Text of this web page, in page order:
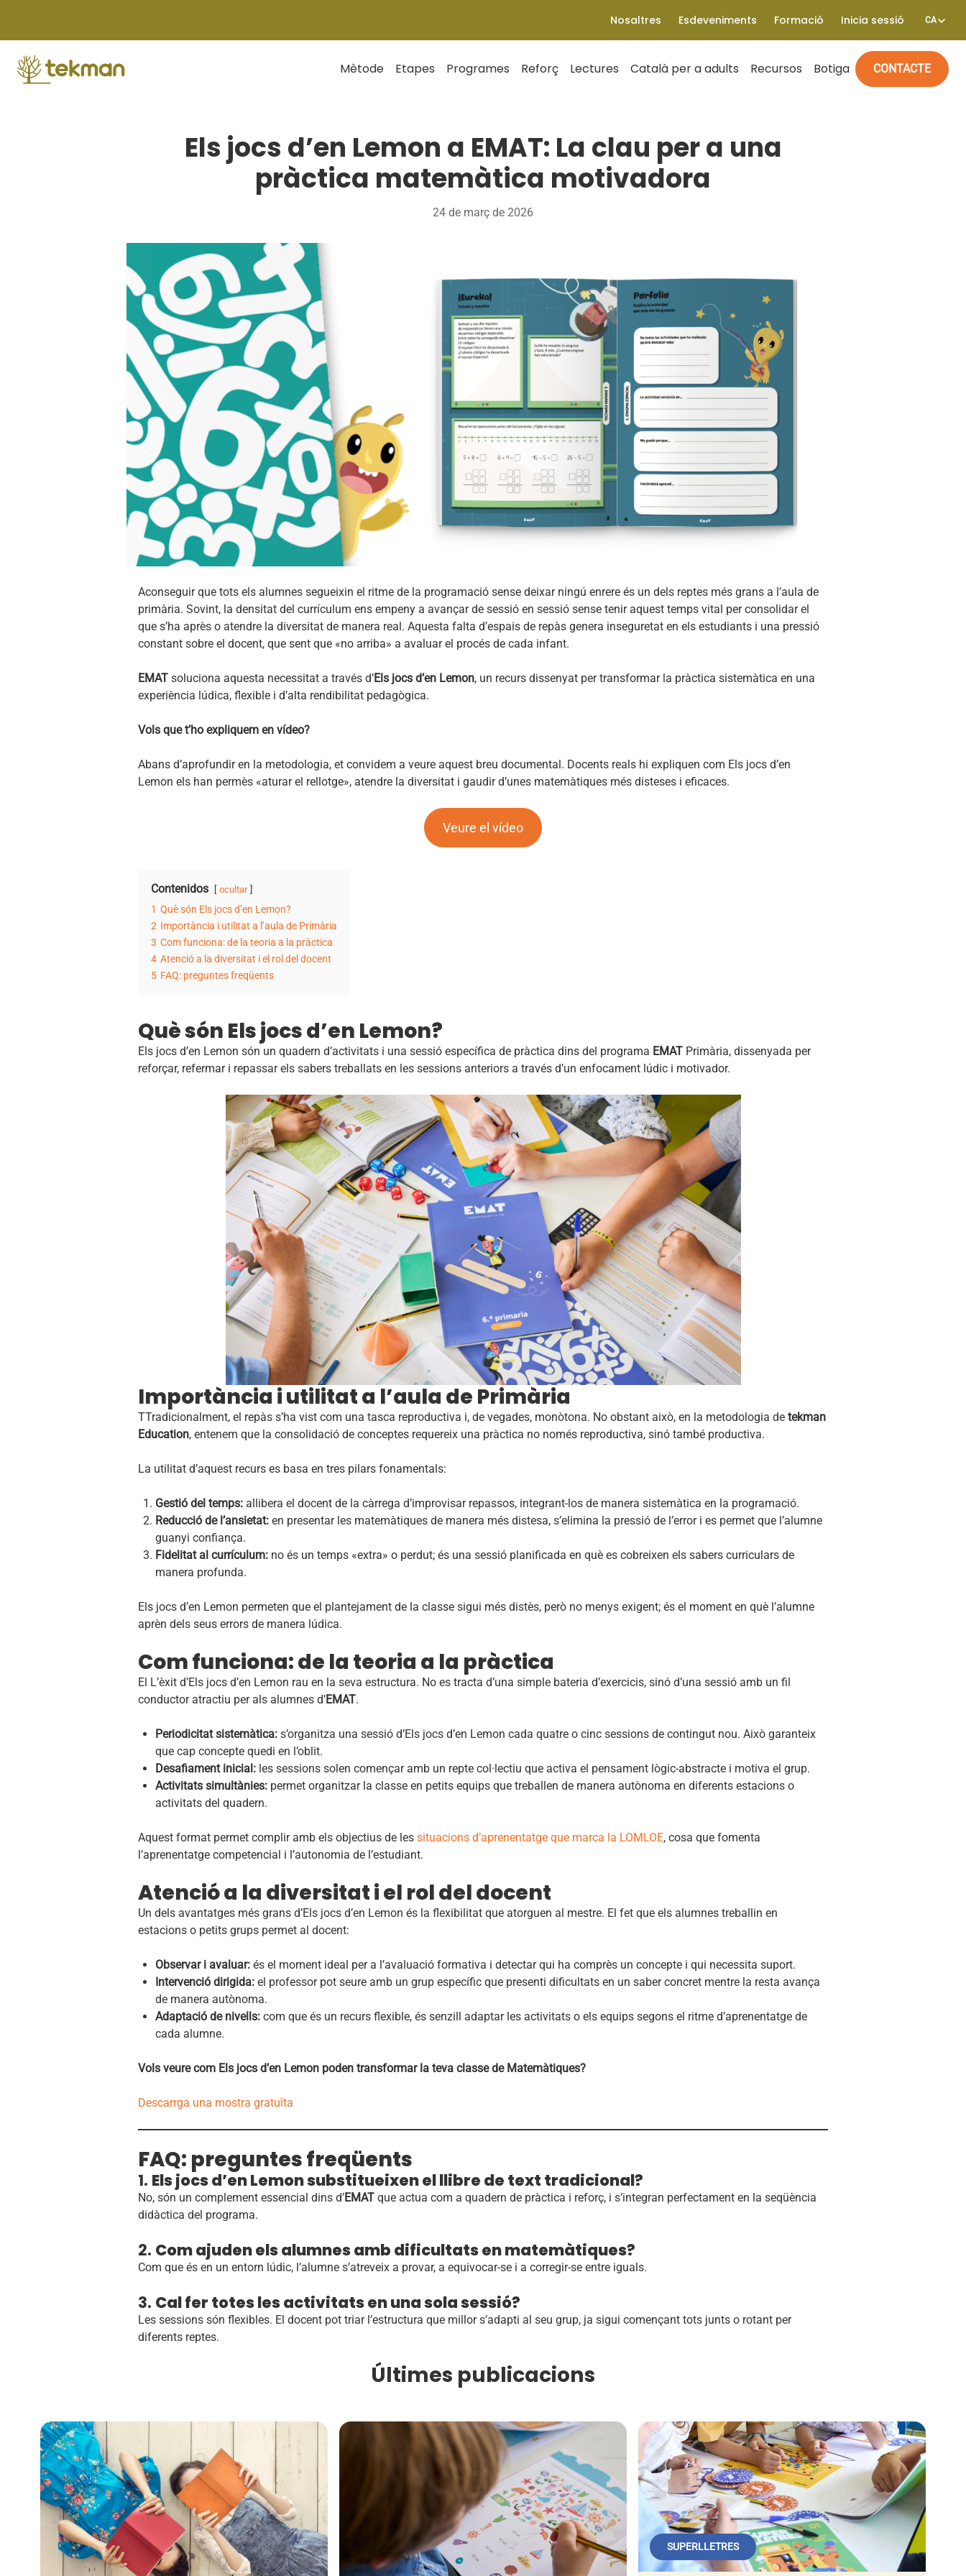
content
Nosaltres Esdeveniments Formació Inicia sessió CA
Mètode Etapes Programes Reforç Lectures Català per a adults Recursos Botiga CONTACTE
Els jocs d’en Lemon a EMAT: La clau per a una
pràctica matemàtica motivadora
24 de març de 2026
Aconseguir que tots els alumnes segueixin el ritme de la programació sense deixar ningú enrere és un dels reptes més grans a l’aula de
primària. Sovint, la densitat del currículum ens empeny a avançar de sessió en sessió sense tenir aquest temps vital per consolidar el
que s’ha après o atendre la diversitat de manera real. Aquesta falta d’espais de repàs genera inseguretat en els estudiants i una pressió
constant sobre el docent, que sent que «no arriba» a avaluar el procés de cada infant.
EMAT soluciona aquesta necessitat a través d’Els jocs d’en Lemon, un recurs dissenyat per transformar la pràctica sistemàtica en una
experiència lúdica, flexible i d’alta rendibilitat pedagògica.
Vols que t’ho expliquem en vídeo?
Abans d’aprofundir en la metodologia, et convidem a veure aquest breu documental. Docents reals hi expliquen com Els jocs d’en
Lemon els han permès «aturar el rellotge», atendre la diversitat i gaudir d’unes matemàtiques més disteses i eficaces.
Veure el vídeo
Contenidos ocultar
1 Què són Els jocs d’en Lemon?
2 Importància i utilitat a l’aula de Primària
3 Com funciona: de la teoria a la pràctica
4 Atenció a la diversitat i el rol del docent
5 FAQ: preguntes freqüents
Què són Els jocs d’en Lemon?
Els jocs d’en Lemon són un quadern d’activitats i una sessió específica de pràctica dins del programa EMAT Primària, dissenyada per
reforçar, refermar i repassar els sabers treballats en les sessions anteriors a través d’un enfocament lúdic i motivador.
Importància i utilitat a l’aula de Primària
TTradicionalment, el repàs s’ha vist com una tasca reproductiva i, de vegades, monòtona. No obstant això, en la metodologia de tekman
Education, entenem que la consolidació de conceptes requereix una pràctica no només reproductiva, sinó també productiva.
La utilitat d’aquest recurs es basa en tres pilars fonamentals:
Gestió del temps: allibera el docent de la càrrega d’improvisar repassos, integrant-los de manera sistemàtica en la programació.
Reducció de l’ansietat: en presentar les matemàtiques de manera més distesa, s’elimina la pressió de l’error i es permet que l’alumne
guanyi confiança.
Fidelitat al currículum: no és un temps «extra» o perdut; és una sessió planificada en què es cobreixen els sabers curriculars de
manera profunda.
Els jocs d’en Lemon permeten que el plantejament de la classe sigui més distès, però no menys exigent; és el moment en què l’alumne
aprèn dels seus errors de manera lúdica.
Com funciona: de la teoria a la pràctica
El L’èxit d’Els jocs d’en Lemon rau en la seva estructura. No es tracta d’una simple bateria d’exercicis, sinó d’una sessió amb un fil
conductor atractiu per als alumnes d’EMAT.
Periodicitat sistemàtica: s’organitza una sessió d’Els jocs d’en Lemon cada quatre o cinc sessions de contingut nou. Això garanteix
que cap concepte quedi en l’oblit.
Desafiament inicial: les sessions solen començar amb un repte col·lectiu que activa el pensament lògic-abstracte i motiva el grup.
Activitats simultànies: permet organitzar la classe en petits equips que treballen de manera autònoma en diferents estacions o
activitats del quadern.
Aquest format permet complir amb els objectius de les situacions d’aprenentatge que marca la LOMLOE, cosa que fomenta
l’aprenentatge competencial i l’autonomia de l’estudiant.
Atenció a la diversitat i el rol del docent
Un dels avantatges més grans d’Els jocs d’en Lemon és la flexibilitat que atorguen al mestre. El fet que els alumnes treballin en
estacions o petits grups permet al docent:
Observar i avaluar: és el moment ideal per a l’avaluació formativa i detectar qui ha comprès un concepte i qui necessita suport.
Intervenció dirigida: el professor pot seure amb un grup específic que presenti dificultats en un saber concret mentre la resta avança
de manera autònoma.
Adaptació de nivells: com que és un recurs flexible, és senzill adaptar les activitats o els equips segons el ritme d’aprenentatge de
cada alumne.
Vols veure com Els jocs d’en Lemon poden transformar la teva classe de Matemàtiques?
Descarrga una mostra gratuïta
FAQ: preguntes freqüents
1. Els jocs d’en Lemon substitueixen el llibre de text tradicional?
No, són un complement essencial dins d’EMAT que actua com a quadern de pràctica i reforç, i s’integran perfectament en la seqüència
didàctica del programa.
2. Com ajuden els alumnes amb dificultats en matemàtiques?
Com que és en un entorn lúdic, l’alumne s’atreveix a provar, a equivocar-se i a corregir-se entre iguals.
3. Cal fer totes les activitats en una sola sessió?
Les sessions són flexibles. El docent pot triar l’estructura que millor s’adapti al seu grup, ja sigui començant tots junts o rotant per
diferents reptes.
Últimes publicacions
SUPERLLETRES